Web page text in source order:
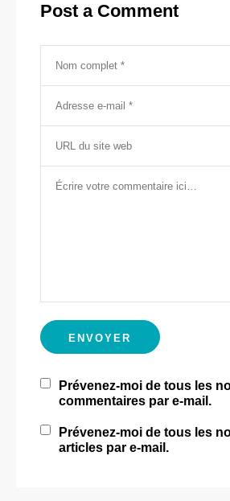
Post a Comment
Prévenez-moi de tous les
commentaires par e-mail.
Prévenez-moi de tous les
articles par e-mail.